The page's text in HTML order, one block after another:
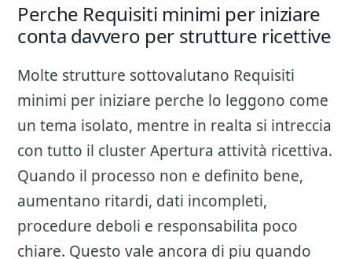
Perche Requisiti minimi per iniziare
conta davvero per strutture ricettive
Molte strutture sottovalutano Requisiti
minimi per iniziare perche lo leggono come
un tema isolato, mentre in realta si intreccia
con tutto il clusterApertura attività ricettiva.
Quando il processo non e definito bene,
aumentano ritardi, dati incompleti,
procedure deboli e responsabilita poco
chiare. Questo vale ancora di piu quando